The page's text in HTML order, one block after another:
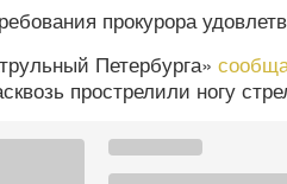
прокурора
Петербурга»
прострелили ногу